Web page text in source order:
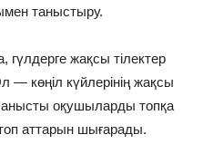
таныстыру.
жақсы тілектер
— көңіл күйлерінің жақсы
оқушыларды топқа
аттарын шығарады.